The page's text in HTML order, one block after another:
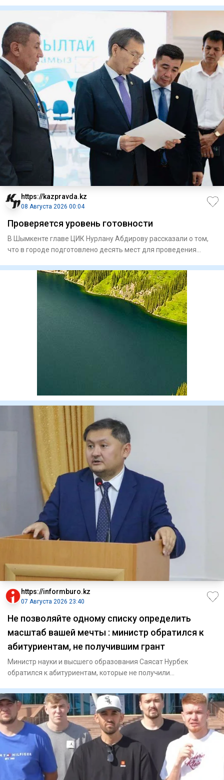
https://kazpravda.kz
08 Августа 2026 00:04
Проверяется уровень готовности
В Шымкенте главе ЦИК Нурлану Абдирову рассказали о том,
что в городе подготовлено десять мест для проведения
https://informburo.kz
07 Августа 2026 23:40
Не позволяйте одному списку определить
масштаб вашей мечты : министр обратился к
абитуриентам, не получившим грант
Министр науки и высшего образования Саясат Нурбек
обратился к абитуриентам, которые не получили